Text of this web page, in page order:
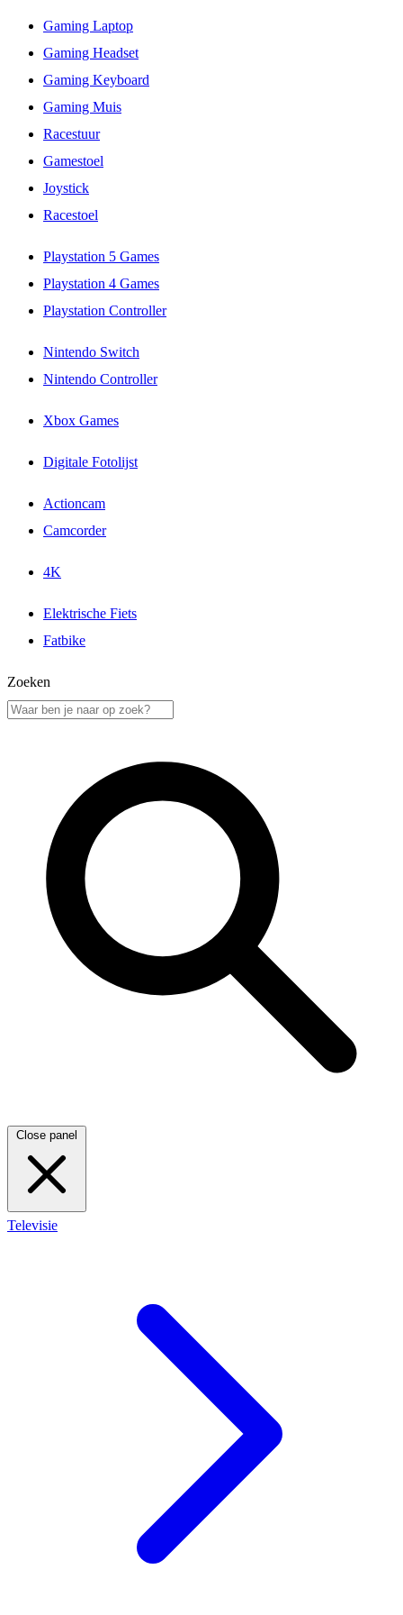
Gaming Laptop
Gaming Headset
Gaming Keyboard
Gaming Muis
Racestuur
Gamestoel
Joystick
Racestoel
Playstation 5 Games
Playstation 4 Games
Playstation Controller
Nintendo Switch
Nintendo Controller
Xbox Games
Digitale Fotolijst
Actioncam
Camcorder
4K
Elektrische Fiets
Fatbike
Zoeken
Close panel
Televisie